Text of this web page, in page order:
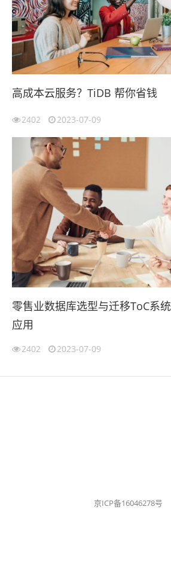
高成本云服务？TiDB 帮你省钱
2402 2023-07-09
零售业数据库选型与迁移ToC系
应用
2402 2023-07-09
京ICP备16046278号